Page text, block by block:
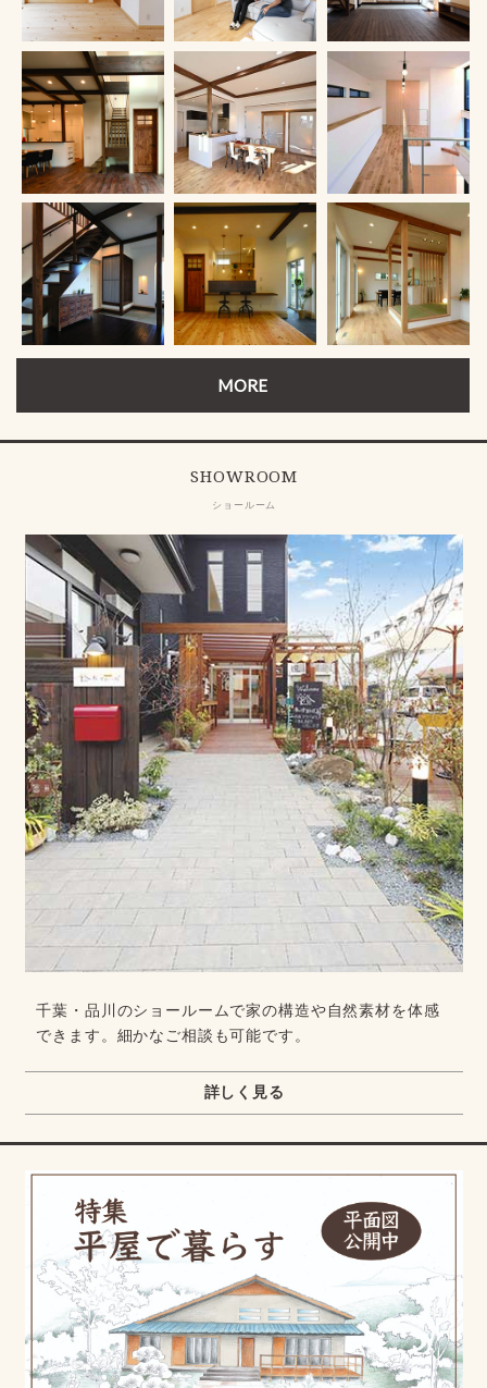
MORE
SHOWROOM
ショールーム
千葉・品川のショールームで家の構造や自然素材を体感
できます。細かなご相談も可能です。
詳しく見る